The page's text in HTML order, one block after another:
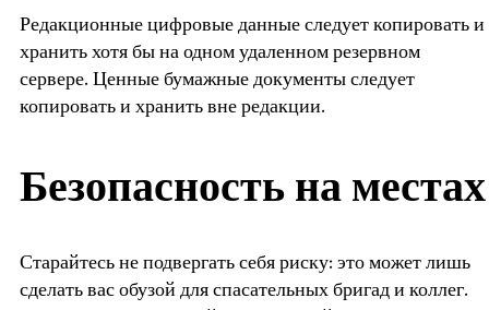
Редакционные цифровые данные следует копировать и
хранить хотя бы на одном удаленном резервном
сервере. Ценные бумажные документы следует
копировать и хранить вне редакции.
Безопасность на местах
Старайтесь не подвергать себя риску: это может лишь
сделать вас обузой для спасательных бригад и коллег.